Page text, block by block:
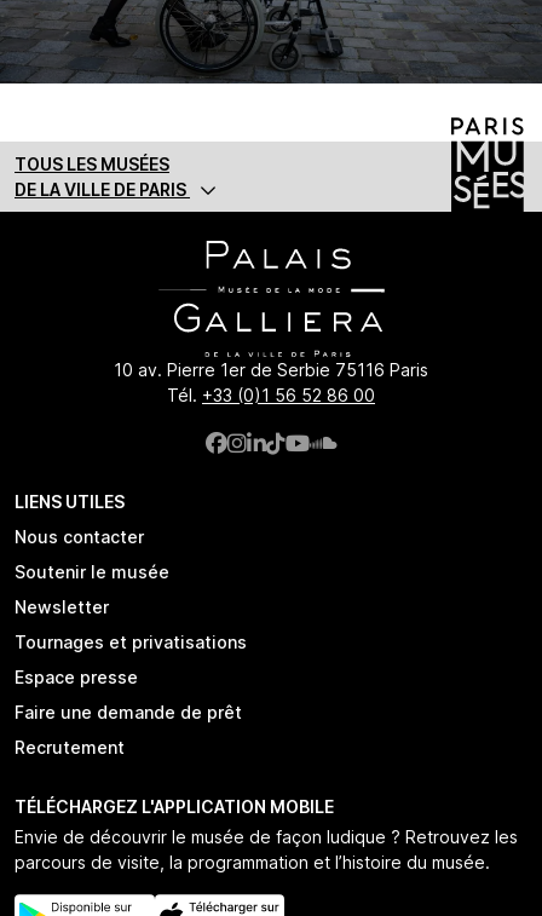
TOUS LES MUSÉES
DE LA VILLE DE PARIS
10 av. Pierre 1er de Serbie 75116 Paris
Tél. +33 (0)1 56 52 86 00
LIENS UTILES
Nous contacter
Soutenir le musée
Newsletter
Tournages et privatisations
Espace presse
Faire une demande de prêt
Recrutement
TÉLÉCHARGEZ L'APPLICATION MOBILE
Envie de découvrir le musée de façon ludique ? Retrouvez les
parcours de visite, la programmation et l’histoire du musée.